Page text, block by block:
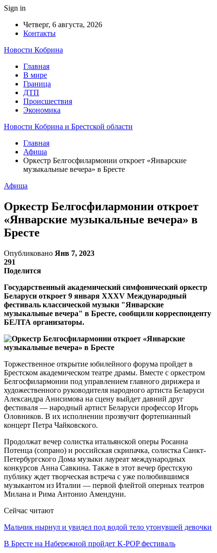
Sign in
Четверг, 6 августа, 2026
Контакты
Новости Кобрина
Главная
В мире
Граница
ДТП
Происшествия
Экономика
Новости Кобрина и Брестской области
Главная
Афиша
Оркестр Белгосфилармонии откроет «Январские
музыкальные вечера» в Бресте
Афиша
Оркестр Белгосфилармонии откроет
«Январские музыкальные вечера» в
Бресте
Опубликовано Янв 7, 2023
291
Поделится
Государственный академический симфонический оркестр
Беларуси откроет 9 января XXXV Международный
фестиваль классической музыки "Январские
музыкальные вечера" в Бресте, сообщили корреспонденту
БЕЛТА организаторы.
Торжественное открытие юбилейного форума пройдет в
Брестском академическом театре драмы. Вместе с оркестром
Белгосфилармонии под управлением главного дирижера и
художественного руководителя народного артиста Беларуси
Александра Анисимова на сцену выйдет давний друг
фестиваля — народный артист Беларуси профессор Игорь
Оловников. В их исполнении прозвучит фортепианный
концерт Петра Чайковского.
Продолжат вечер солистка итальянской оперы Росанна
Потенца (сопрано) и российская скрипачка, солистка Санкт-
Петербургского Дома музыки лауреат международных
конкурсов Анна Савкина. Также в этот вечер брестскую
публику ждет творческая встреча с уже полюбившимся
музыкантом из Италии — первой флейтой оперных театров
Милана и Рима Антонио Амендуни.
Сейчас читают
Мальчик нырнул и увидел под водой тело утонувшей девочки
В Бресте на Набережной пройдет K-POP фестиваль